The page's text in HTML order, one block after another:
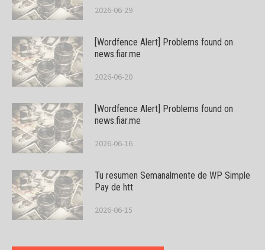
2026-06-29
[Wordfence Alert] Problems found on
news.fiar.me
2026-06-20
[Wordfence Alert] Problems found on
news.fiar.me
2026-06-16
Tu resumen Semanalmente de WP Simple
Pay de htt
2026-06-15